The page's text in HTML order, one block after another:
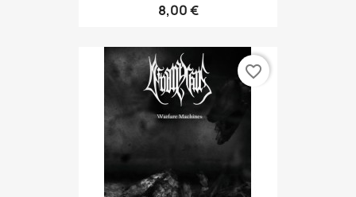
8,00 €
favorite_border